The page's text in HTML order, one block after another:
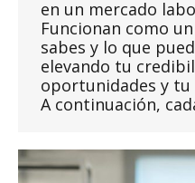
en un mercado
Funcionan como
sabes y lo que
elevando tu
oportunidades y
A continuación,